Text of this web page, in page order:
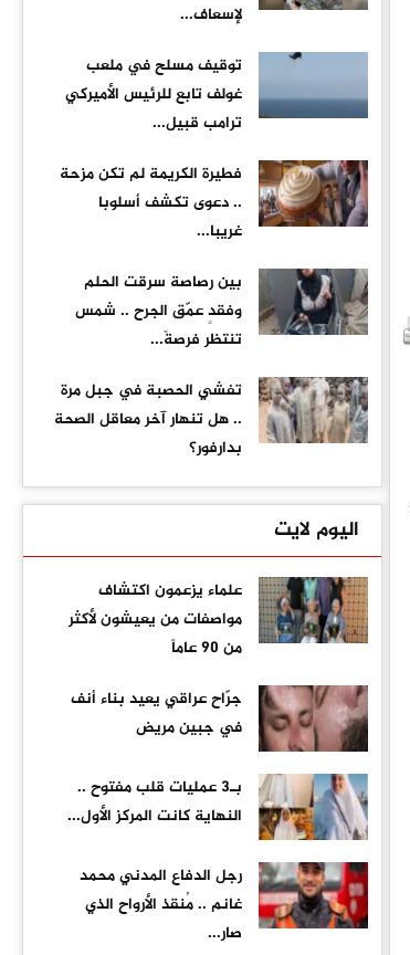
لإسعاف...
توقيف مسلح في ملعب
غولف تابع للرئيس الأميركي
ترامب قبيل...
فطيرة الكريمة لم تكن مزحة
.. دعوى تكشف أسلوبا
غريبا...
بين رصاصة سرقت الحلم
وفقدٍ عمّق الجرح .. شمس
تنتظر فرصةً...
تفشي الحصبة في جبل مرة
.. هل تنهار آخر معاقل الصحة
بدارفور؟
اليوم لايت
علماء يزعمون اكتشاف
مواصفات من يعيشون لأكثر
من 90 عاماً
جرّاح عراقي يعيد بناء أنف
في جبين مريض
بـ3 عمليات قلب مفتوح ..
النهاية كانت المركز الأول...
رجل الدفاع المدني محمد
غانم .. مُنقذ الأرواح الذي
صار...